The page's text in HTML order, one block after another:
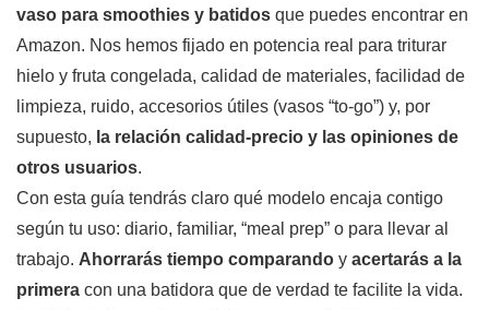
vaso para smoothies y batidos que puedes encontrar en
Amazon. Nos hemos fijado en potencia real para triturar
hielo y fruta congelada, calidad de materiales, facilidad de
limpieza, ruido, accesorios útiles (vasos “to-go”) y, por
supuesto, la relación calidad-precio y las opiniones de
otros usuarios.
Con esta guía tendrás claro qué modelo encaja contigo
según tu uso: diario, familiar, “meal prep” o para llevar al
trabajo. Ahorrarás tiempo comparando y acertarás a la
primera con una batidora que de verdad te facilite la vida.